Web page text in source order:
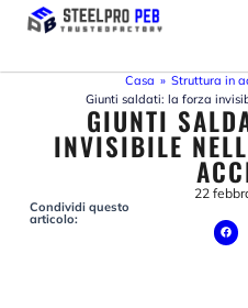
contenuto
Casa » Struttura in
Giunti saldati: la forza
GIUNTI
INVISIBILE
22
Condividi questo
articolo: